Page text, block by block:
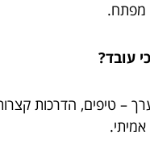
מפתח.
עובד?
– טיפים, הדרכות
אמיתי.